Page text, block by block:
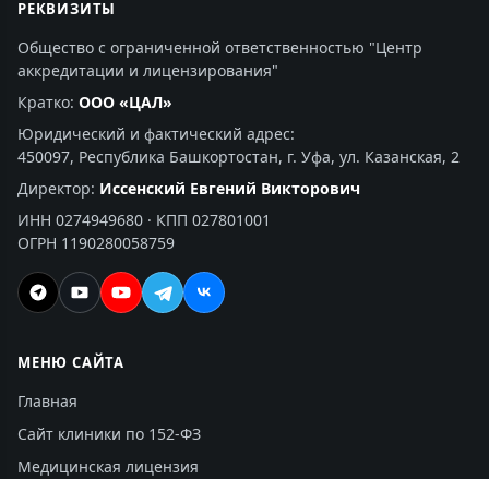
РЕКВИЗИТЫ
Общество с ограниченной ответственностью "Центр
аккредитации и лицензирования"
Кратко: ООО «ЦАЛ»
Юридический и фактический адрес:
450097, Республика Башкортостан, г. Уфа, ул. Казанская, 2
Директор: Иссенский Евгений Викторович
ИНН 0274949680 · КПП 027801001
ОГРН 1190280058759
МЕНЮ САЙТА
Главная
Сайт клиники по 152-ФЗ
Медицинская лицензия